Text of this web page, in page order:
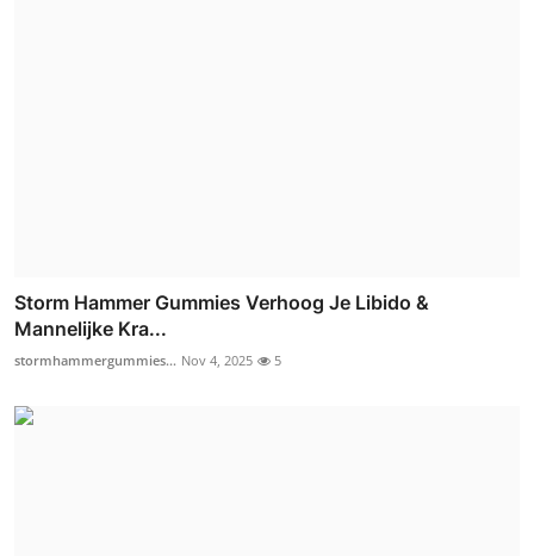
Storm Hammer Gummies Verhoog Je Libido &
Mannelijke Kra...
stormhammergummies... Nov 4, 2025 5